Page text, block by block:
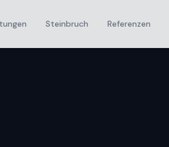
Steinbruch Referenzen